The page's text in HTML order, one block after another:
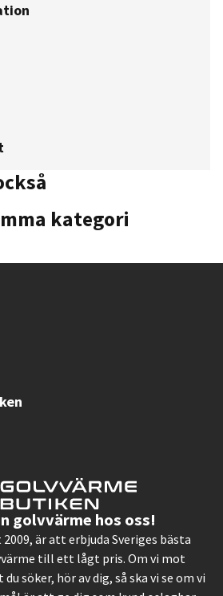
kategori
golvvärme hos oss!
är att erbjuda Sveriges bästa
till ett lågt pris. Om vi mot
söker, hör av dig, så ska vi se om vi